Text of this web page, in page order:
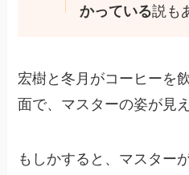
かっている説も
宏樹と冬月がコーヒーを
面で、マスターの姿が見
もしかすると、マスター